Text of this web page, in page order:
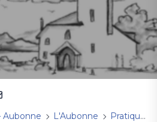
Aubonne L'Aubonne Pratique